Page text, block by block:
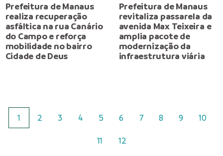
Prefeitura de Manaus
realiza recuperação
asfáltica na rua Canário
do Campo e reforça
mobilidade no bairro
Cidade de Deus
Prefeitura de Manaus
revitaliza passarela da
avenida Max Teixeira e
amplia pacote de
modernização da
infraestrutura viária
1 2 3 4 5 6 7 8 9 10
11 12